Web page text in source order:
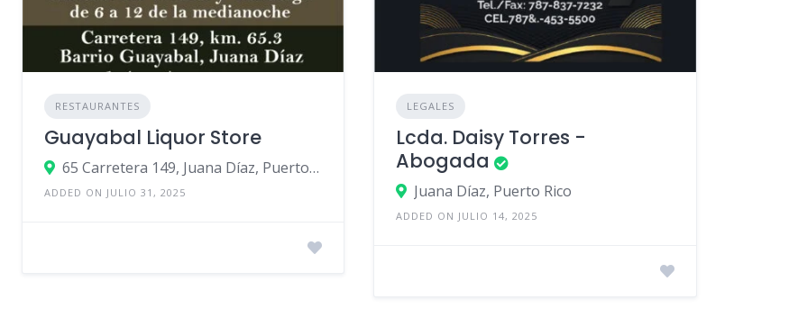
RESTAURANTES
Guayabal Liquor Store
65 Carretera 149, Juana Díaz, Puerto Rico
ADDED ON JULIO 31, 2025
LEGALES
Lcda. Daisy Torres -
Abogada
Juana Díaz, Puerto Rico
ADDED ON JULIO 14, 2025